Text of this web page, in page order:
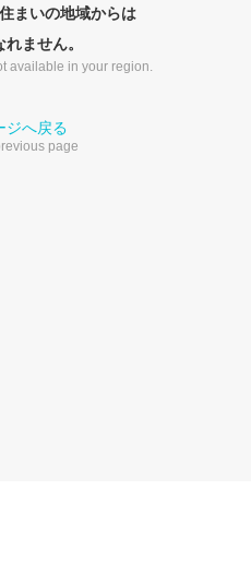
まいの地域からは
ません。
available in your region.
ジへ戻る
page